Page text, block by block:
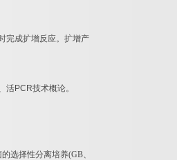
完成扩增反应。扩增产
活PCR技术概论。
选择性分离培养(GB、